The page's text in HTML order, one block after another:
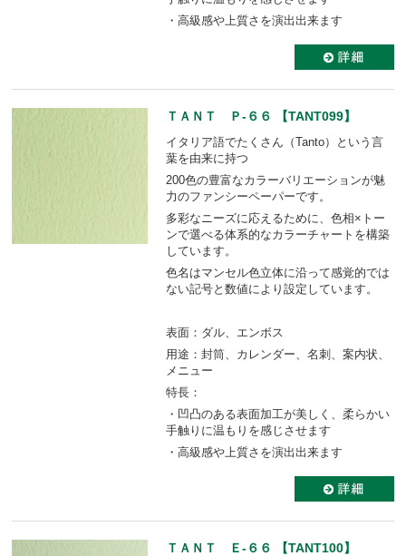
・高級感や上質さを演出出来ます
ＴＡＮＴ Ｐ-６６ 【TANT099】
イタリア語でたくさん（Tanto）という言
葉を由来に持つ
200色の豊富なカラーバリエーションが魅
力のファンシーペーパーです。
多彩なニーズに応えるために、色相×トー
ンで選べる体系的なカラーチャートを構築
しています。
色名はマンセル色立体に沿って感覚的では
ない記号と数値により設定しています。
表面：ダル、エンボス
用途：封筒、カレンダー、名刺、案内状、
メニュー
特長：
・凹凸のある表面加工が美しく、柔らかい
手触りに温もりを感じさせます
・高級感や上質さを演出出来ます
ＴＡＮＴ Ｅ-６６ 【TANT100】